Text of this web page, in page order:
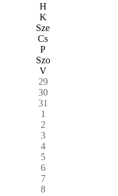
H
K
Sze
Cs
P
Szo
V
29
30
31
1
2
3
4
5
6
7
8